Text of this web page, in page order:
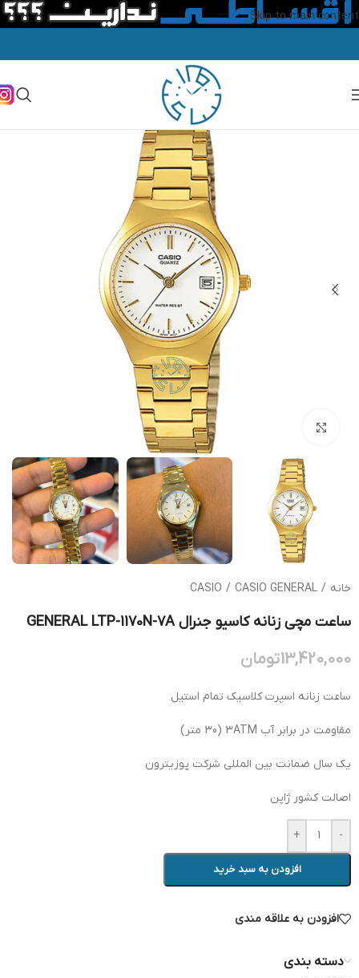
Skip to main content
خانه /
CASIO / CASIO GENERAL
ساعت مچی زنانه کاسیو جنرال GENERAL LTP-1170N-7A
13,420,000تومان
ساعت زنانه اسپرت کلاسیک تمام استیل
مقاومت در برابر آب 3ATM (30 متر)
یک سال ضمانت بین المللی شرکت پوزیترون
اصالت کشور ژاپن
-
+
افزودن به سبد خرید
افزودن به علاقه مندی
دسته بندی